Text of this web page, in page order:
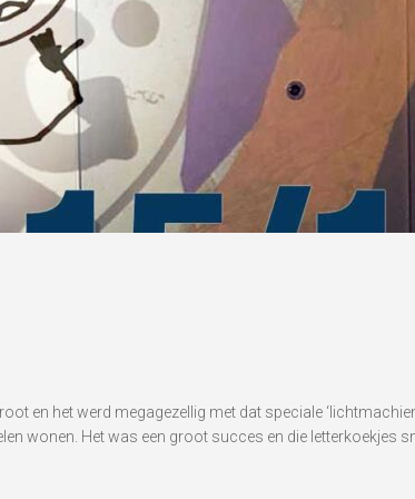
en het werd megagezellig met dat speciale
wonen. Het was een groot succes en die letterkoekjes